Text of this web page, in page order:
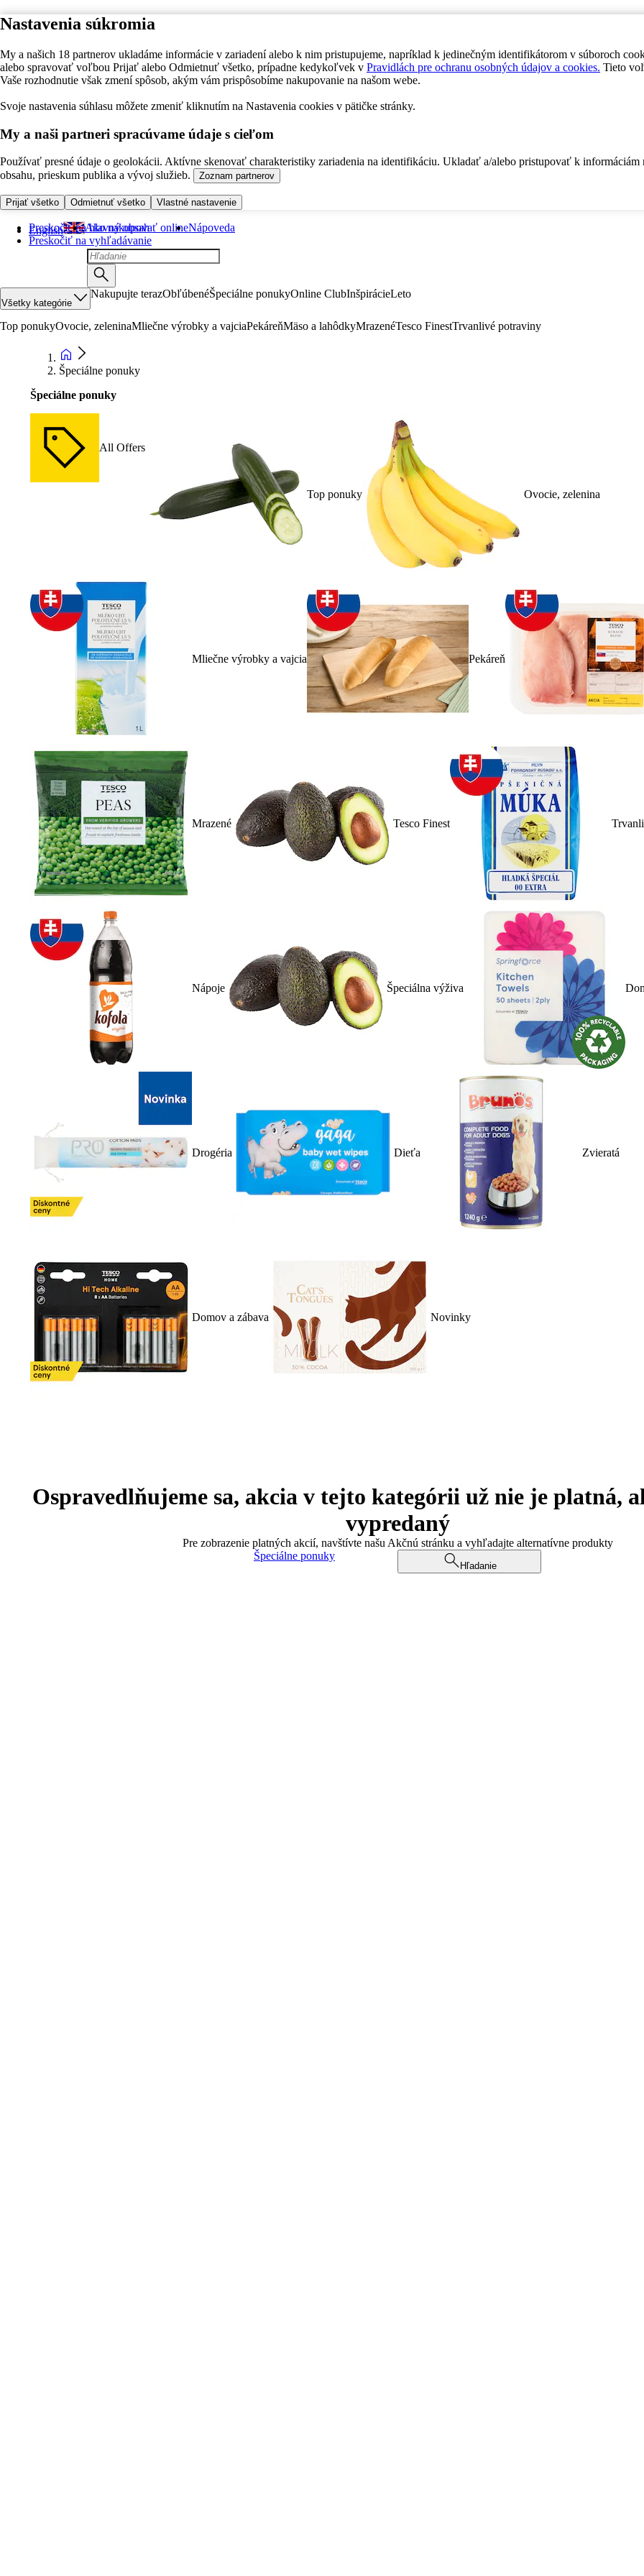
Nastavenia súkromia
My a našich 18 partnerov ukladáme informácie v zariadení alebo k nim pristupujeme, napríklad k jedinečným identifikátorom v súboroch
alebo spravovať voľbou Prijať alebo Odmietnuť všetko, prípadne kedykoľvek v Pravidlách pre ochranu osobných údajov a cookies. Tieto
Vaše rozhodnutie však zmení spôsob, akým vám prispôsobíme nakupovanie na našom webe.
Svoje nastavenia súhlasu môžete zmeniť kliknutím na Nastavenia cookies v pätičke stránky.
My a naši partneri spracúvame údaje s cieľom
Používať presné údaje o geolokácii. Aktívne skenovať charakteristiky zariadenia na identifikáciu. Ukladať a/alebo pristupovať k informáciám
obsahu, prieskum publika a vývoj služieb.
Zoznam partnerov
Prijať všetko Odmietnuť všetko Vlastné nastavenie
Preskočiť na hlavný obsah
Preskočiť na vyhľadávanie
English Ako nakupovať onlineNápoveda
Všetky kategórie
Nakupujte terazObľúbenéŠpeciálne ponukyOnline ClubInšpirácieLeto
Top ponukyOvocie, zeleninaMliečne výrobky a vajciaPekáreňMäso a lahôdkyMrazenéTesco FinestTrvanlivé potraviny
Špeciálne ponuky
Špeciálne ponuky
All Offers
Top ponuky Ovocie, zelenina
Mliečne výrobky a vajcia Pekáreň
Mrazené Tesco Finest
Nápoje Špeciálna výživa
Drogéria Dieťa Zvieratá
Domov a zábava Novinky
Ospravedlňujeme sa, akcia v tejto kategórii už nie je platná,
vypredaný
Pre zobrazenie platných akcií, navštívte našu Akčnú stránku a vyhľadajte alternatívne produkty
Špeciálne ponuky
Hľadanie